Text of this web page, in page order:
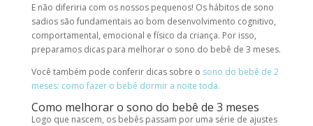
E não diferiria com os nossos pequenos! Os hábitos de sono
sadios são fundamentais ao bom desenvolvimento cognitivo,
comportamental, emocional e físico da criança. Por isso,
preparamos dicas para melhorar o sono do bebê de 3 meses.
Você também pode conferir dicas sobre o sono do bebê de 2
meses: como fazer o bebê dormir a noite toda.
Como melhorar o sono do bebê de 3 meses
Logo que nascem, os bebês passam por uma série de ajustes